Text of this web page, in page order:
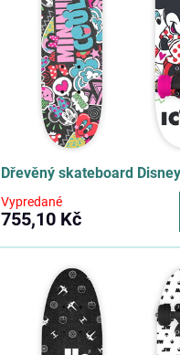
Dřevěný skateboard
Vypredané
755,10 Kč